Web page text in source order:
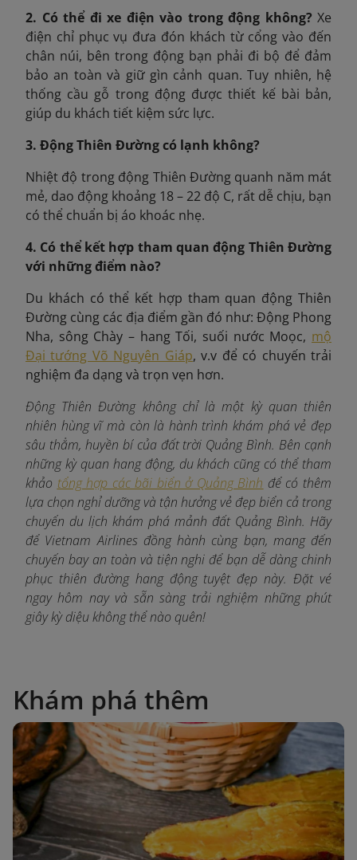
2. Có thể đi xe điện vào trong động không? Xe
điện chỉ phục vụ đưa đón khách từ cổng vào đến
chân núi, bên trong động bạn phải đi bộ để đảm
bảo an toàn và giữ gìn cảnh quan. Tuy nhiên, hệ
thống cầu gỗ trong động được thiết kế bài bản,
giúp du khách tiết kiệm sức lực.
3. Động Thiên Đường có lạnh không?
Nhiệt độ trong động Thiên Đường quanh năm mát
mẻ, dao động khoảng 18 – 22 độ C, rất dễ chịu, bạn
có thể chuẩn bị áo khoác nhẹ.
4. Có thể kết hợp tham quan động Thiên Đường
với những điểm nào?
Du khách có thể kết hợp tham quan động Thiên
Đường cùng các địa điểm gần đó như: Động Phong
Nha, sông Chày – hang Tối, suối nước Moọc, mộ
Đại tướng Võ Nguyên Giáp, v.v để có chuyến trải
nghiệm đa dạng và trọn vẹn hơn.
Động Thiên Đường không chỉ là một kỳ quan thiên
nhiên hùng vĩ mà còn là hành trình khám phá vẻ đẹp
sâu thẳm, huyền bí của đất trời Quảng Bình. Bên cạnh
những kỳ quan hang động, du khách cũng có thể tham
khảo tổng hợp các bãi biển ở Quảng Bình để có thêm
lựa chọn nghỉ dưỡng và tận hưởng vẻ đẹp biển cả trong
chuyến du lịch khám phá mảnh đất Quảng Bình. Hãy
để Vietnam Airlines đồng hành cùng bạn, mang đến
chuyến bay an toàn và tiện nghi để bạn dễ dàng chinh
phục thiên đường hang động tuyệt đẹp này. Đặt vé
ngay hôm nay và sẵn sàng trải nghiệm những phút
giây kỳ diệu không thể nào quên!
Khám phá thêm